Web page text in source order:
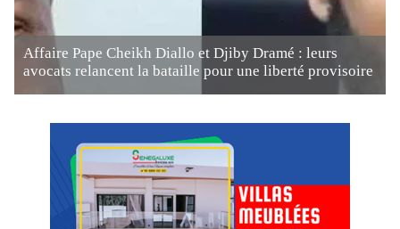
Affaire Pape Cheikh Diallo et Djiby Dramé : leurs
avocats relancent la bataille pour une liberté provisoire